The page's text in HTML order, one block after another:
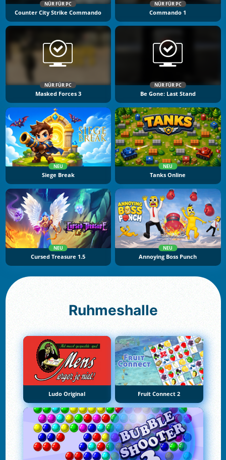
NÜR FÜR PC
Counter City Strike Commando
NÜR FÜR PC
Commando 1
NÜR FÜR PC
Masked Forces 3
NÜR FÜR PC
Be Gone: Last Stand
NEU
Siege Break
NEU
Tanks Online
NEU
Cursed Treasure 1.5
NEU
Annoying Boss Punch
Ruhmeshalle
Ludo Original Fruit Connect 2